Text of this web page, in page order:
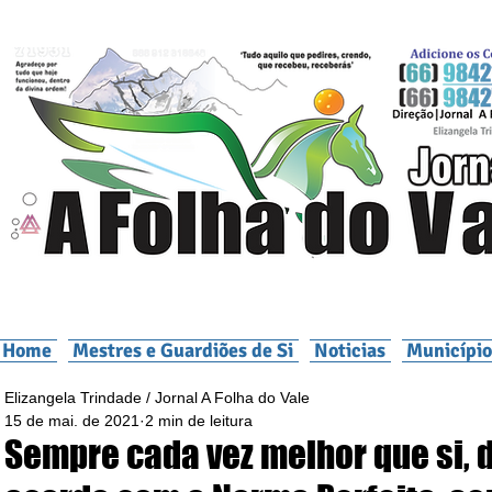
Home Mestres e Guardiões de Si Noticias
Sempre cada vez melhor que si,
Elizangela Trindade / Jornal A Folha do Vale
15 de mai. de 2021 2 min de leitura